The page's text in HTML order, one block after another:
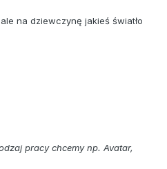
na dziewczynę jakieś światło
pracy chcemy np. Avatar,